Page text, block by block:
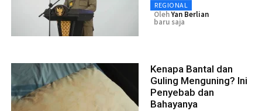
REGIONAL
OlehYan Berlian
baru saja
Kenapa Bantal dan
Guling Menguning? Ini
Penyebab dan
Bahayanya